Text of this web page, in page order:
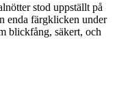
stod uppställt på
enda färgklicken under
blickfång, säkert, och